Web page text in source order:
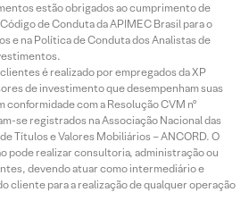
estão obrigados ao cumprimento de
de Conduta da APIMEC Brasil para o
e na Política de Conduta dos Analistas de
é realizado por empregados da XP
de investimento que desempenham suas
conformidade com a Resolução CVM nº
se registrados na Associação Nacional das
Títulos e Valores Mobiliários – ANCORD. O
pode realizar consultoria, administração ou
devendo atuar como intermediário e
cliente para a realização de qualquer operação